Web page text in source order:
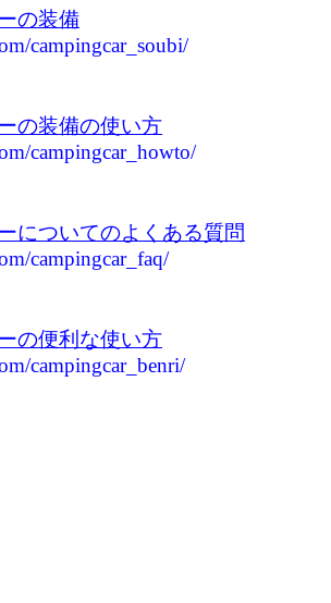
の装備
campingcar_soubi/
の装備の使い方
campingcar_howto/
についてのよくある質問
campingcar_faq/
の便利な使い方
campingcar_benri/